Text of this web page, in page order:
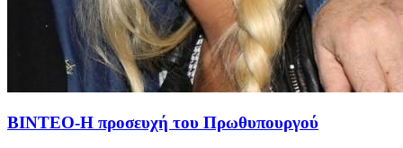
ΒΙΝΤΕΟ-Η προσευχή του Πρωθυπουργού